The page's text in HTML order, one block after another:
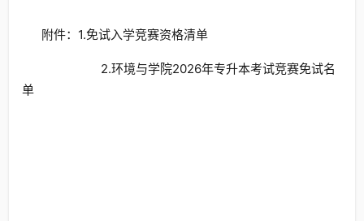
附件：1.免试入学竞赛资格清单
2.环境与学院2026年专升本考试竞赛免试名
单